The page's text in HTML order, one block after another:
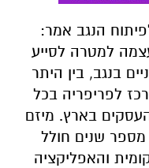
הנגב אמר:
למטרה לסייע
בנגב, בין היתר
לפריפריה בכל
בארץ. מיזם
מספר שנים חולל
והאפליקציה